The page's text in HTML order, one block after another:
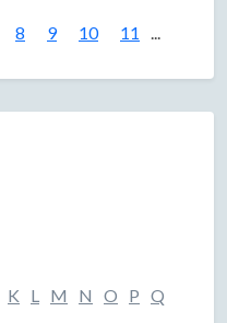
8 9 10 11 ...
K L M N O P Q